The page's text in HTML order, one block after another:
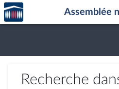
Aller au contenu
Aller en bas de la page
Accèder
à la
page
Assemblée
Recherche